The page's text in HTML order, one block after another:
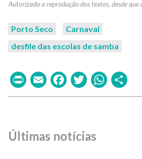
Porto Seco
Carnaval
desfile das escolas de samba
PrintEmailFacebook
Twitter
Últimas notícias